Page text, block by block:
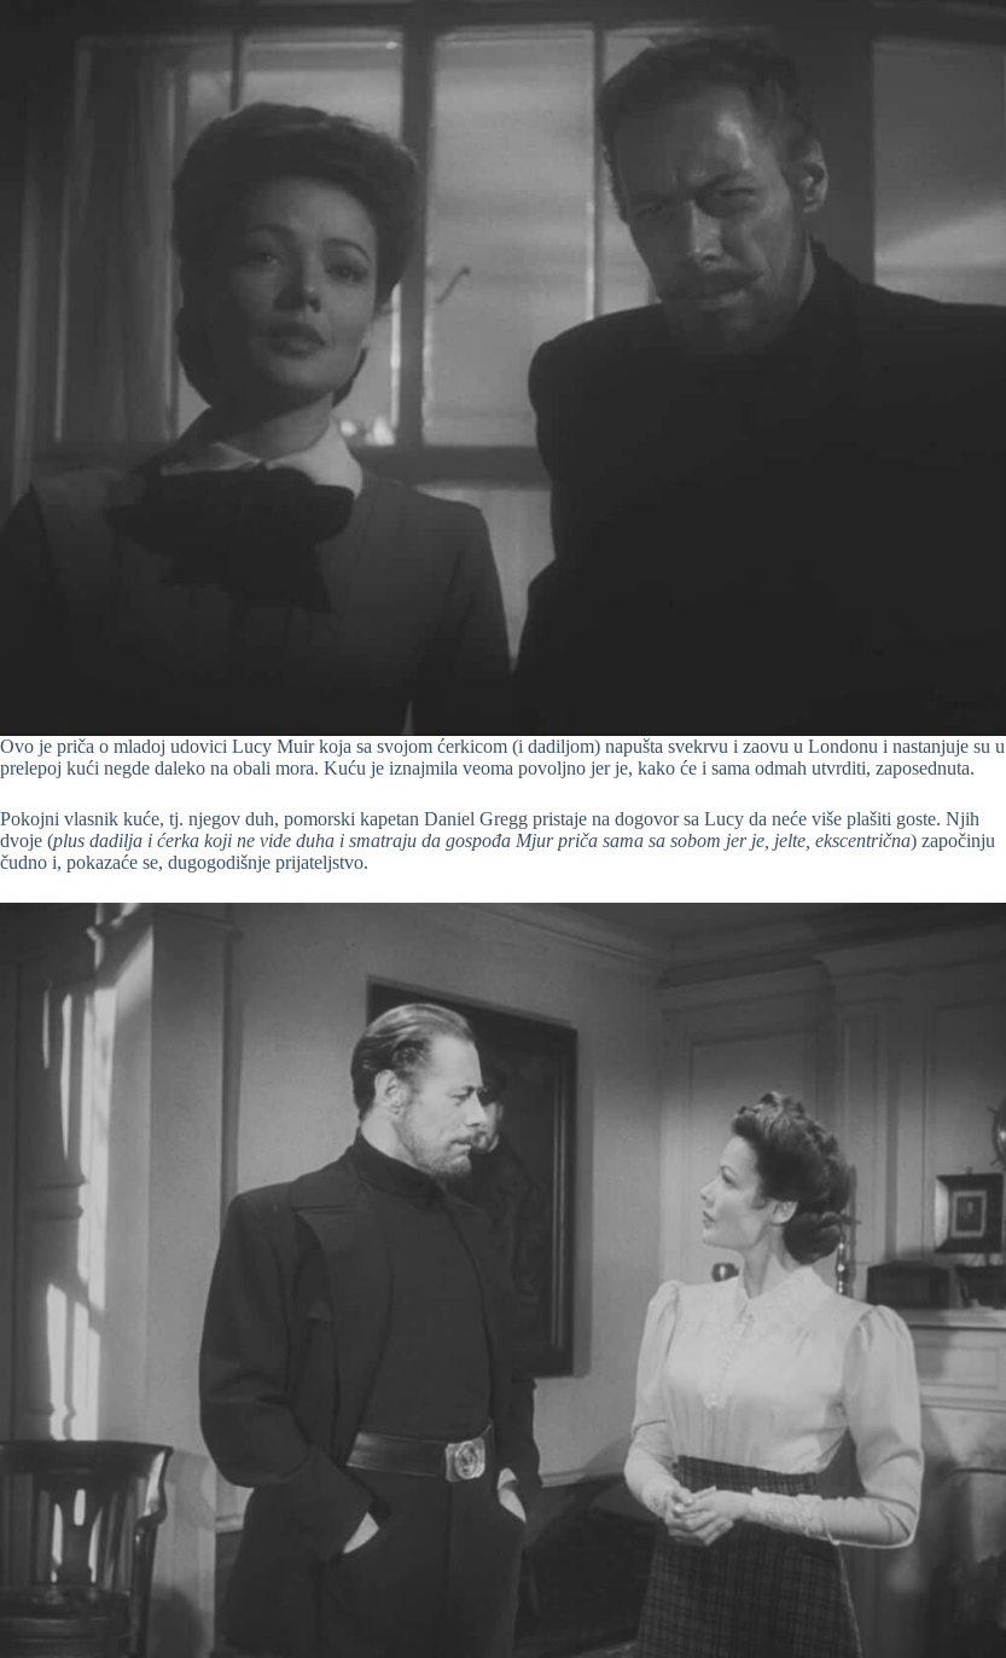
Ovo je priča o mladoj udovici Lucy Muir koja sa svojom ćerkicom (i dadiljom) napušta svekrvu i zaovu u Londonu i nastanjuje su u
prelepoj kući negde daleko na obali mora. Kuću je iznajmila veoma povoljno jer je, kako će i sama odmah utvrditi, zaposednuta.
Pokojni vlasnik kuće, tj. njegov duh, pomorski kapetan Daniel Gregg pristaje na dogovor sa Lucy da neće više plašiti goste. Njih
dvoje (plus dadilja i ćerka koji ne vide duha i smatraju da gospođa Mjur priča sama sa sobom jer je, jelte, ekscentrična) započinju
čudno i, pokazaće se, dugogodišnje prijateljstvo.